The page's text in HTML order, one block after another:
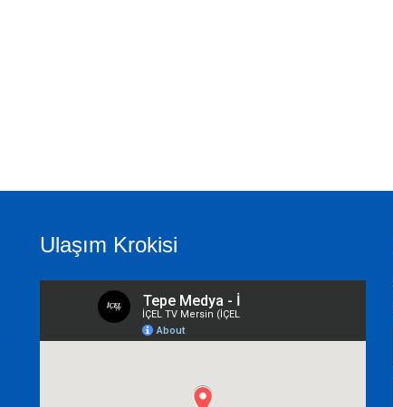
Ulaşım Krokisi